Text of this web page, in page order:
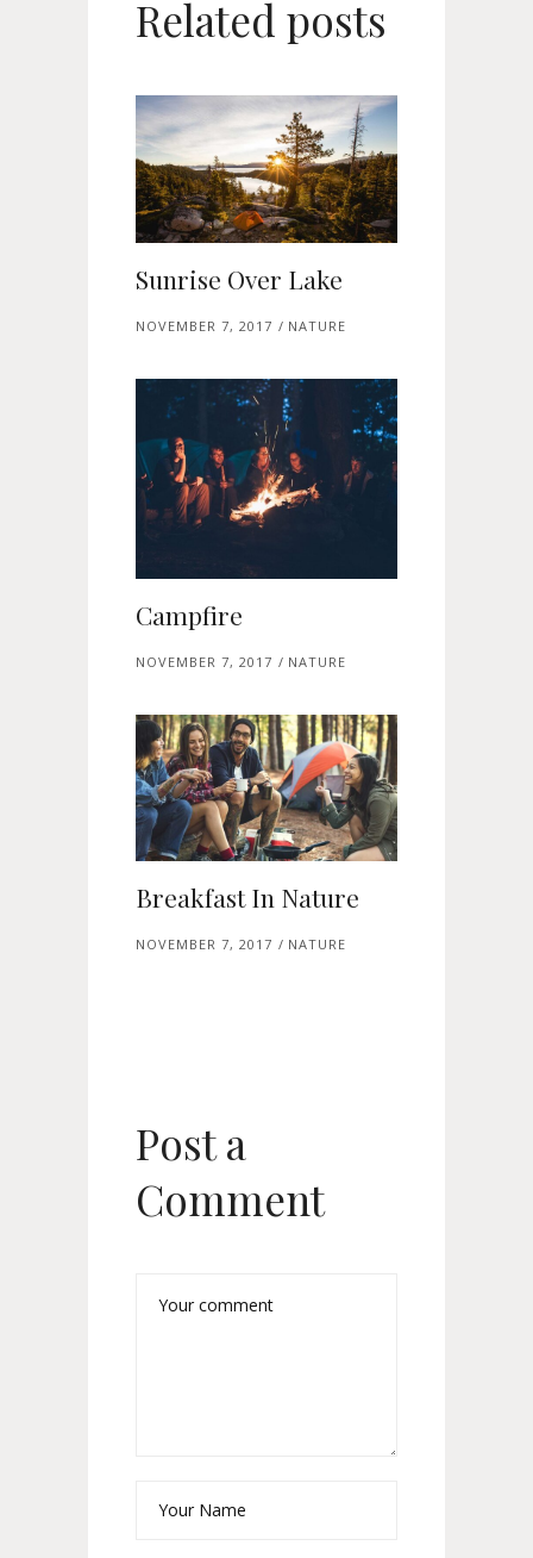
Related posts
Sunrise Over Lake
NOVEMBER 7, 2017 NATURE
Campfire
NOVEMBER 7, 2017 NATURE
Breakfast In Nature
NOVEMBER 7, 2017 NATURE
Post a
Comment